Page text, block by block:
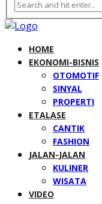
HOME
EKONOMI-BISNIS
OTOMOTIF
SINYAL
PROPERTI
ETALASE
CANTIK
FASHION
JALAN-JALAN
KULINER
WISATA
VIDEO